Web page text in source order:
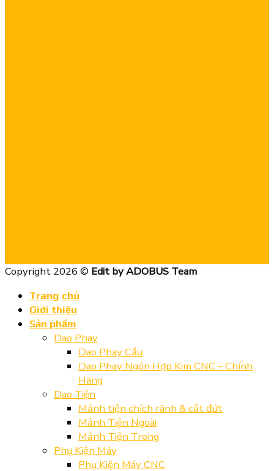
Copyright 2026 © Edit by ADOBUS Team
Trang chủ
Giới thiệu
Sản phẩm
Dao Phay
Dao Phay Cầu
Dao Phay Ngón Hợp Kim CNC – Chính
Hãng
Dao Tiện
Mảnh tiện chích rãnh & cắt đứt
Mảnh Tiện Ngoài
Mảnh Tiện Trong
Phụ Kiện Máy
Phụ Kiện Máy CNC